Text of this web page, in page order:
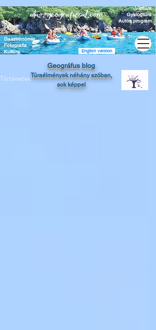
Gasztronómia
Fotográfia
Kultúra
English version
Vízitúra
Gyalogtúra
Autós program
Történetek
Geográfus blog
Túraélményeknéhány szóban,
sok képpel